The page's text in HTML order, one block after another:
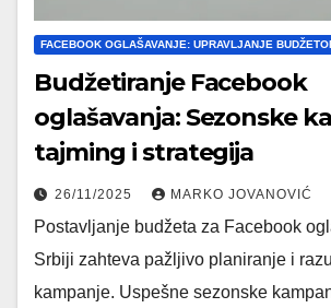
FACEBOOK OGLAŠAVANJE: UPRAVLJANJE
Budžetiranje Facebook
oglašavanja: Sezonske
tajming i strategija
26/11/2025 MARKO JOVANOVIĆ
Postavljanje budžeta za Facebook
Srbiji zahteva pažljivo planiranje i
kampanje. Uspešne sezonske